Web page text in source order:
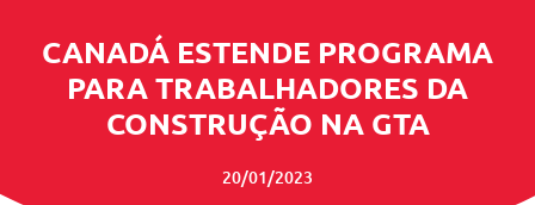
CANADÁ ESTENDE PROGRAMA
PARA TRABALHADORES DA
CONSTRUÇÃO NA GTA
20/01/2023